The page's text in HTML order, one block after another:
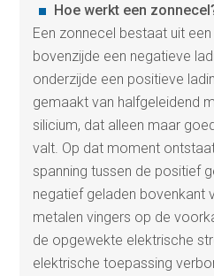
Hoe werkt een
Een zonnecel bestaat uit
bovenzijde een negatieve
onderzijde een positieve
gemaakt van halfgeleidend
silicium, dat alleen maar
valt. Op dat moment
spanning tussen de positief
negatief geladen bovenkant
metalen vingers op de
de opgewekte elektrische
elektrische toepassing